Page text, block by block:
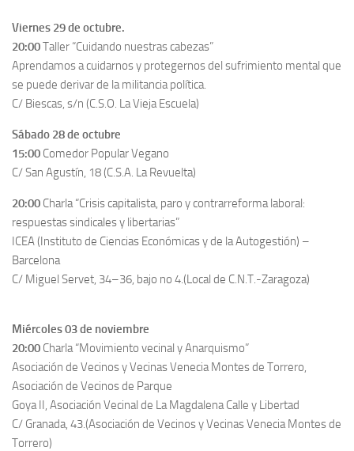
Viernes 29 de octubre.
20:00Taller “Cuidando nuestras cabezas”
Aprendamos a cuidarnos y protegernos del sufrimiento mental que
se puede derivar de la militancia política.
C/ Biescas, s/n (C.S.O. La Vieja Escuela)
Sábado 28 de octubre
15:00 Comedor Popular Vegano
C/ San Agustín, 18 (C.S.A. La Revuelta)
20:00 Charla “Crisis capitalista, paro y contrarreforma laboral:
respuestas sindicales y libertarias”
ICEA (Instituto de Ciencias Económicas y de la Autogestión) –
Barcelona
C/ Miguel Servet, 34–36, bajo no 4.(Local de C.N.T.-Zaragoza)
Miércoles 03 de noviembre
20:00 Charla “Movimiento vecinal y Anarquismo”
Asociación de Vecinos y Vecinas Venecia Montes de Torrero,
Asociación de Vecinos de Parque
Goya II, Asociación Vecinal de La Magdalena Calle y Libertad
C/ Granada, 43.(Asociación de Vecinos y Vecinas Venecia Montes de
Torrero)